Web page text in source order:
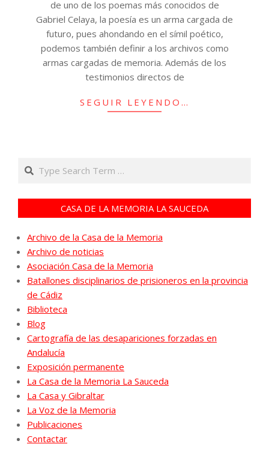
de uno de los poemas más conocidos de
Gabriel Celaya, la poesía es un arma cargada de
futuro, pues ahondando en el símil poético,
podemos también definir a los archivos como
armas cargadas de memoria. Además de los
testimonios directos de
SEGUIR LEYENDO…
Search
CASA DE LA MEMORIA LA SAUCEDA
Archivo de la Casa de la Memoria
Archivo de noticias
Asociación Casa de la Memoria
Batallones disciplinarios de prisioneros en la provincia
de Cádiz
Biblioteca
Blog
Cartografía de las desapariciones forzadas en
Andalucía
Exposición permanente
La Casa de la Memoria La Sauceda
La Casa y Gibraltar
La Voz de la Memoria
Publicaciones
Contactar